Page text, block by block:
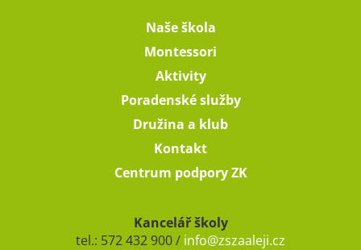
Naše škola
Montessori
Aktivity
Poradenské služby
Družina a klub
Kontakt
Centrum podpory ZK
Kancelář školy
tel.: 572 432 900 / info@zszaaleji.cz